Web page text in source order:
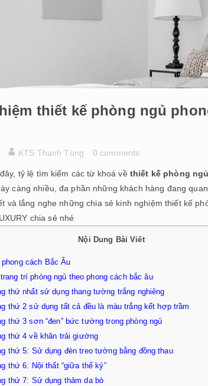
thiết kế phòng ngủ
KTS Thanh Tùng 0 comments
tỷ lệ tìm kiếm các từ khoá về thiết kế phòng
càng nhiều, đa phần những khách hàng đang
và lắng nghe những chia sẻ kinh nghiệm thiết kế
chia sẻ nhé
Nội Dung Bài Viết
cách Bắc Âu
trí phòng ngủ theo phong cách bắc âu
thứ nhất sử dụng thang tường trắng nghiêng
thứ 2 sử dụng tất cả đều là màu trắng kết hợp trầm
thứ 3 sơn “đen” bức tường trong phòng ngủ
thứ 4 về khăn trải giường
thứ 5: Sử dụng đèn treo tường bằng đồng thau
thứ 6: Nội thất “giữa thế kỷ”
thứ 7: Sử dụng thảm da bò